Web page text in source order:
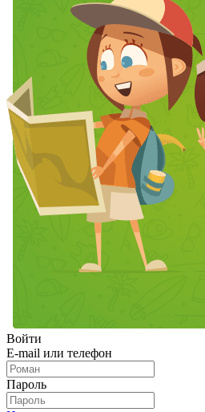
Войти
E-mail или телефон
Пароль